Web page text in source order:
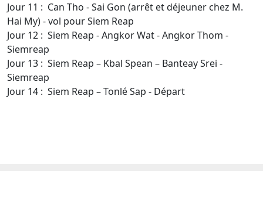
Jour 11 : Can Tho - Sai Gon (arrêt et déjeuner chez M.
Hai My) - vol pour Siem Reap
Jour 12 : Siem Reap - Angkor Wat - Angkor Thom -
Siemreap
Jour 13 : Siem Reap – Kbal Spean – Banteay Srei -
Siemreap
Jour 14 : Siem Reap – Tonlé Sap - Départ